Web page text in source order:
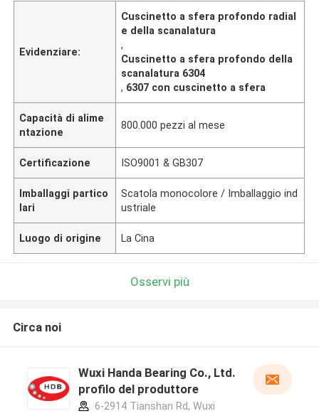
Evidenziare:
Cuscinetto a sfera profondo radial
e della scanalatura
,
Cuscinetto a sfera profondo della
scanalatura 6304
, 6307 con cuscinetto a sfera
Capacità di alime
ntazione
800.000 pezzi al mese
Certificazione ISO9001 & GB307
Imballaggi partico
lari
Scatola monocolore / Imballaggio ind
ustriale
Luogo di origine La Cina
Osservi più
Circa noi
Wuxi Handa Bearing Co., Ltd.
profilo del produttore
6-2914 Tianshan Rd, Wuxi